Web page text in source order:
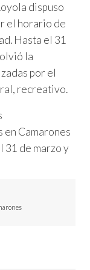
dispuso
el horario de
Hasta el 31
la
por el
recreativo.
Camarones
31 de marzo y